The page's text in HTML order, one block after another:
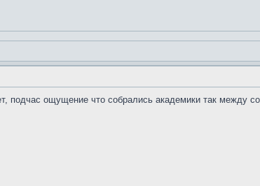
подчас ощущение что собрались академики так между